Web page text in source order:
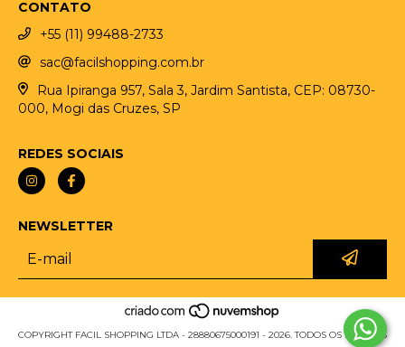
CONTATO
+55 (11) 99488-2733
sac@facilshopping.com.br
Rua Ipiranga 957, Sala 3, Jardim Santista, CEP: 08730-
000, Mogi das Cruzes, SP
REDES SOCIAIS
NEWSLETTER
COPYRIGHT FACIL SHOPPING LTDA - 28880675000191 - 2026. TODOS OS DIREITOS